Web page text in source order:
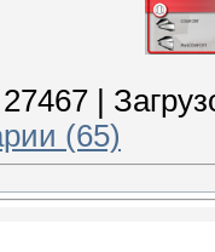
27467
(65)